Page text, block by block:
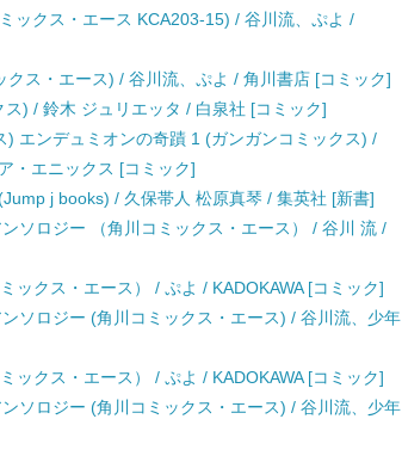
ックス・エース KCA203-15) / 谷川流、ぷよ /
ス・エース) / 谷川流、ぷよ / 角川書店 [コミック]
) / 鈴木 ジュリエッタ / 白泉社 [コミック]
エンデュミオンの奇蹟 1 (ガンガンコミックス) /
・エニックス [コミック]
j books) / 久保帯人 松原真琴 / 集英社 [新書]
ソロジー （角川コミックス・エース） / 谷川 流 /
ックス・エース） / ぷよ / KADOKAWA [コミック]
ソロジー (角川コミックス・エース) / 谷川流、少年
ックス・エース） / ぷよ / KADOKAWA [コミック]
ソロジー (角川コミックス・エース) / 谷川流、少年